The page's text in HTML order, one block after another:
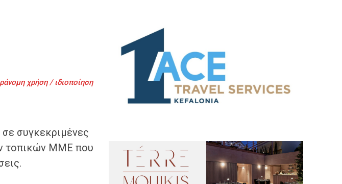
χρήση / ιδιοποίηση
συγκεκριμένες
τοπικών ΜΜΕ που